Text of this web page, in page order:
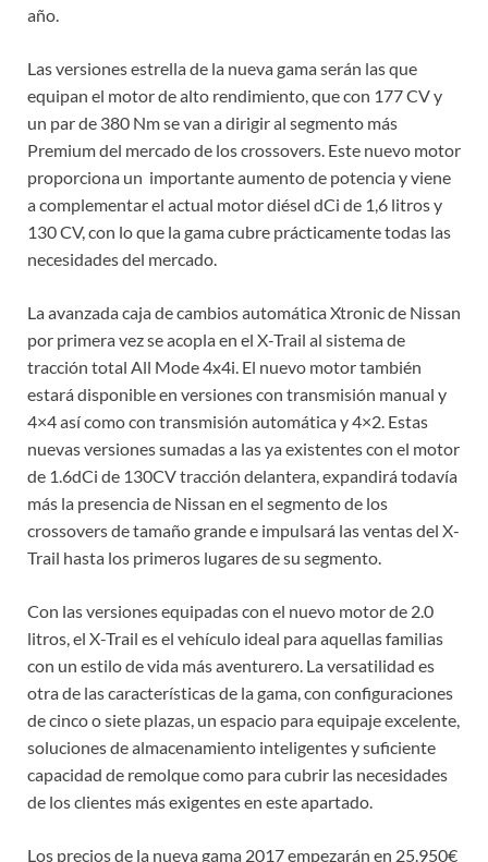
año.
Las versiones estrella de la nueva gama serán las que
equipan el motor de alto rendimiento, que con 177 CV y
un par de 380 Nm se van a dirigir al segmento más
Premium del mercado de los crossovers. Este nuevo motor
proporciona un importante aumento de potencia y viene
a complementar el actual motor diésel dCi de 1,6 litros y
130 CV, con lo que la gama cubre prácticamente todas las
necesidades del mercado.
La avanzada caja de cambios automática Xtronic de Nissan
por primera vez se acopla en el X-Trail al sistema de
tracción total All Mode 4x4i. El nuevo motor también
estará disponible en versiones con transmisión manual y
4×4 así como con transmisión automática y 4×2. Estas
nuevas versiones sumadas a las ya existentes con el motor
de 1.6dCi de 130CV tracción delantera, expandirá todavía
más la presencia de Nissan en el segmento de los
crossovers de tamaño grande e impulsará las ventas del X-
Trail hasta los primeros lugares de su segmento.
Con las versiones equipadas con el nuevo motor de 2.0
litros, el X-Trail es el vehículo ideal para aquellas familias
con un estilo de vida más aventurero. La versatilidad es
otra de las características de la gama, con configuraciones
de cinco o siete plazas, un espacio para equipaje excelente,
soluciones de almacenamiento inteligentes y suficiente
capacidad de remolque como para cubrir las necesidades
de los clientes más exigentes en este apartado.
Los precios de la nueva gama 2017 empezarán en 25.950€